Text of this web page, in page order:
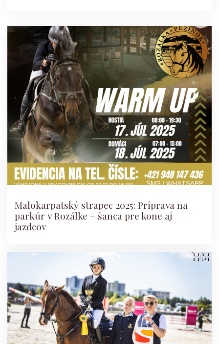
Malokarpatský strapec 2025: Príprava na
parkúr v Rozálke – šanca pre kone aj
jazdcov